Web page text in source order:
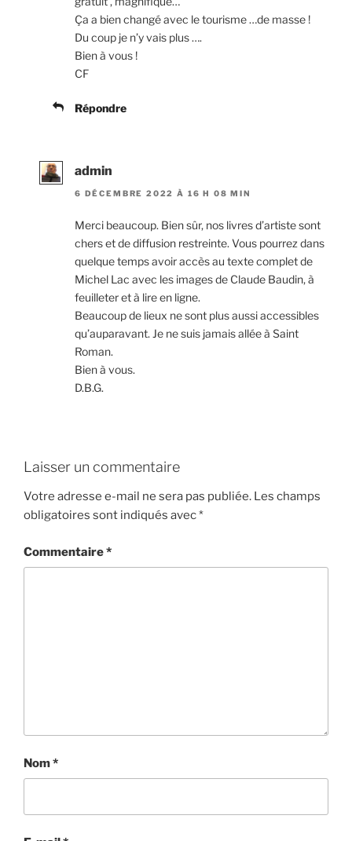
Ça a bien changé avec le tourisme …de masse !
Du coup je n’y vais plus ….
Bien à vous !
CF
Répondre
admin
6 DÉCEMBRE 2022 À 16 H 08 MIN
Merci beaucoup. Bien sûr, nos livres d’artiste sont
chers et de diffusion restreinte. Vous pourrez dans
quelque temps avoir accès au texte complet de
Michel Lac avec les images de Claude Baudin, à
feuilleter et à lire en ligne.
Beaucoup de lieux ne sont plus aussi accessibles
qu’auparavant. Je ne suis jamais allée à Saint
Roman.
Bien à vous.
D.B.G.
Laisser un commentaire
Votre adresse e-mail ne sera pas publiée. Les champs
obligatoires sont indiqués avec*
Commentaire*
Nom*